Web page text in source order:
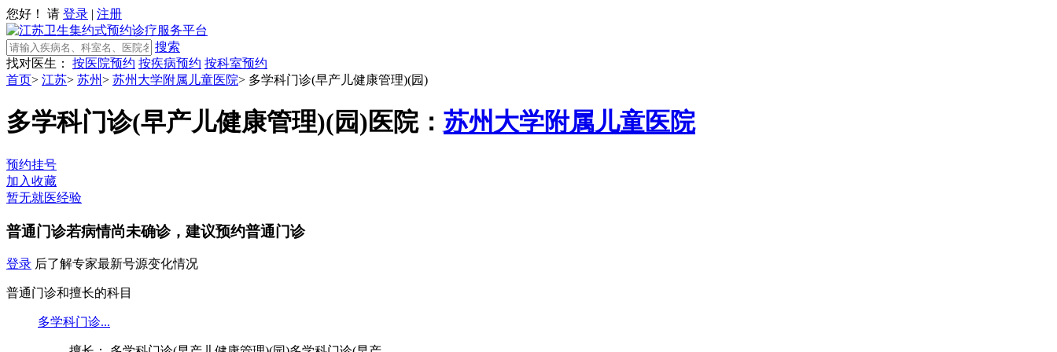
您好！ 请 登录 | 注册
搜索
找对医生：
按医院预约 按疾病预约 按科室预约
首页> 江苏> 苏州> 苏州大学附属儿童医院> 多学科门诊(早产儿健康管理)(园)
多学科门诊(早产儿健康管理)(园)医院： 苏州大学附属儿童医院
预约挂号
加入收藏
暂无就医经验
普通门诊若病情尚未确诊，建议预约普通门诊
登录 后了解专家最新号源变化情况
普通门诊和擅长的科目
多学科门诊...